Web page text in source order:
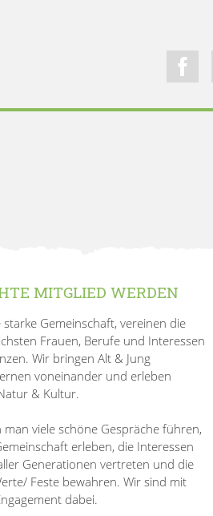
MITGLIED WERDEN
starke Gemeinschaft, vereinen die
Frauen, Berufe und Interessen
Wir bringen Alt & Jung
voneinander und erleben
& Kultur.
man viele schöne Gespräche führen,
erleben, die Interessen
Generationen vertreten und die
Feste bewahren. Wir sind mit
dabei.